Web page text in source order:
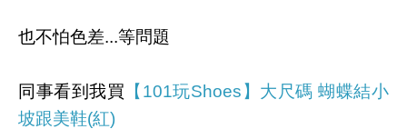
也不怕色差...等問題
同事看到我買 【101玩Shoes】大尺碼 蝴蝶結小
坡跟美鞋(紅)